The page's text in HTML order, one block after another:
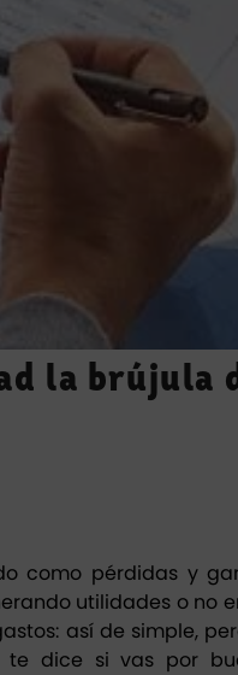
la brújula
como pérdidas y
utilidades o no
así de simple,
te dice si vas por